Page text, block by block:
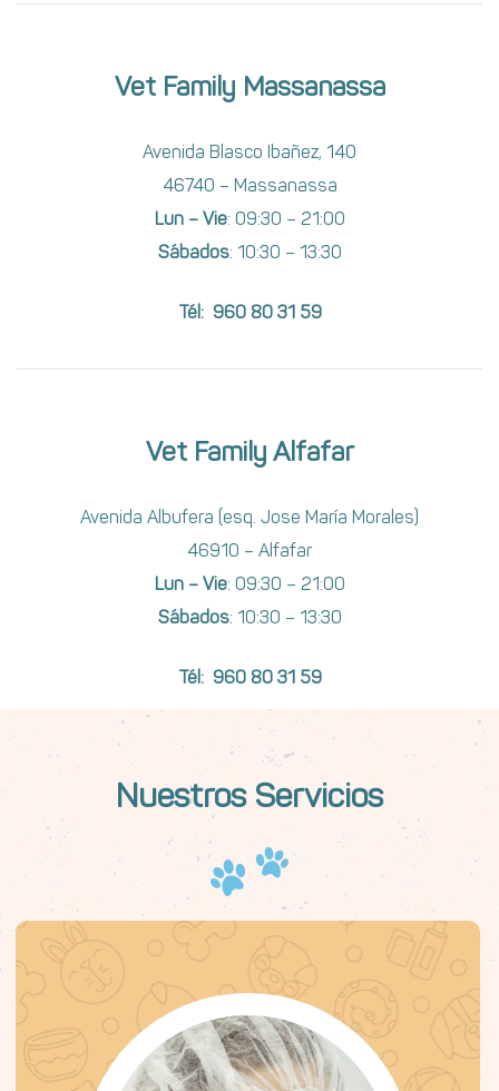
Vet Family Massanassa
Avenida Blasco Ibañez, 140
46740 – Massanassa
Lun – Vie: 09:30 – 21:00
Sábados: 10:30 – 13:30
Tél: 960 80 31 59
Vet Family Alfafar
Avenida Albufera (esq. Jose María Morales)
46910 – Alfafar
Lun – Vie: 09:30 – 21:00
Sábados: 10:30 – 13:30
Tél: 960 80 31 59
Nuestros Servicios